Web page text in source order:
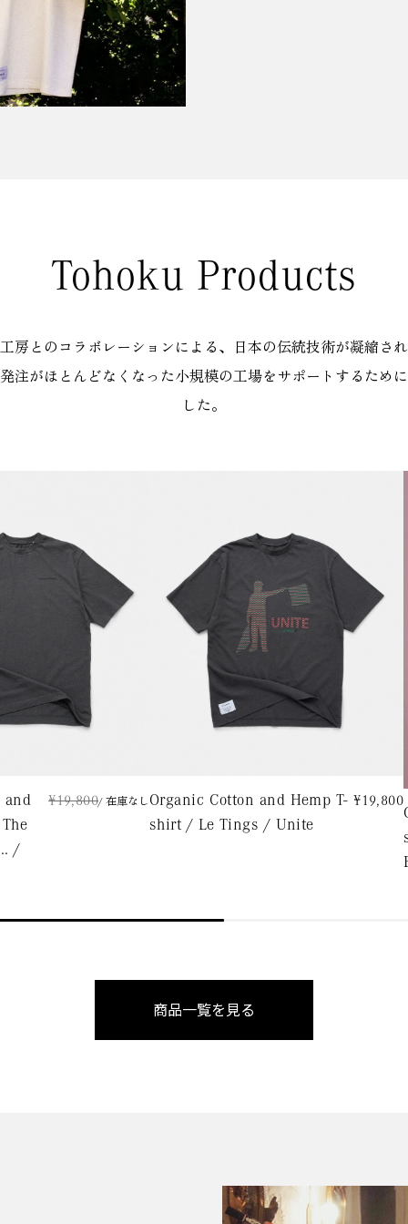
Tohoku Products
房とのコラボレーションによる、日本の伝統技術が凝縮さ
注がほとんどなくなった小規模の工場をサポートするため
した。
and
/
¥19,800/ 在庫なし Organic Cotton and Hemp T-
shirt / Le Tings / Unite
¥19,800
商品一覧を見る